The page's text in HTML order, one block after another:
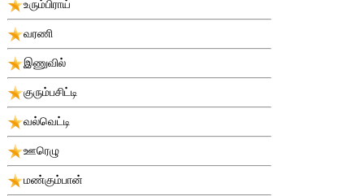
உரும்பிராய்
வரணி
இணுவில்
குரும்பசிட்டி
வல்வெட்டி
ஊரெழு
மண்கும்பான்